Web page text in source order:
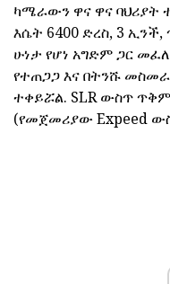
ካሜራውን ዋና ዋና ባህሪያት
እሴት 6400 ድረስ, 3
ሁነታ የሆነ አግድም ጋር
የተጠጋጋ እና በትንሹ
ተቀይሯል. SLR ውስጥ
(የመጀመሪያው Expeed